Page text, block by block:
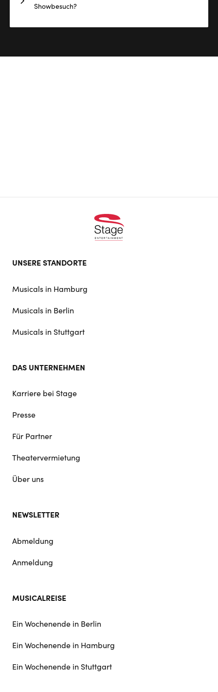
Showbesuch?
UNSERE STANDORTE
Musicals in Hamburg
Musicals in Berlin
Musicals in Stuttgart
DAS UNTERNEHMEN
Karriere bei Stage
Presse
Für Partner
Theatervermietung
Über uns
NEWSLETTER
Abmeldung
Anmeldung
MUSICALREISE
Ein Wochenende in Berlin
Ein Wochenende in Hamburg
Ein Wochenende in Stuttgart